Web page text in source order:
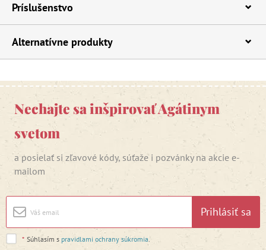
Príslušenstvo
Alternatívne produkty
Nechajte sa inšpirovať Agátinym
svetom
a posielať si zľavové kódy, súťaže i pozvánky na akcie e-
mailom
Prihlásiť sa
* Súhlasím s pravidlami ochrany súkromia.